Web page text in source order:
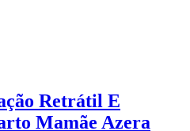
Retrátil E
Mamãe Azera